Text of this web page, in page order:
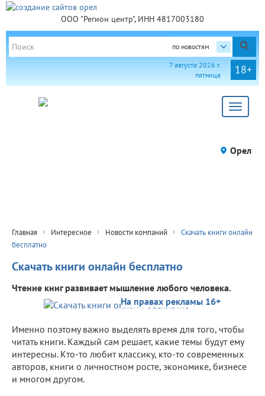
ООО "Регион центр", ИНН 4817003180
по новостям
18+
7 августа 2026 г.
пятница
Toggle
Орел
Главная Интересное Новости компаний
Скачать книги онлайн
бесплатно
Скачать книги онлайн бесплатно
Чтение книг развивает мышление любого человека.
На правах рекламы 16+
Именно поэтому важно выделять время для того, чтобы
читать книги. Каждый сам решает, какие темы будут ему
интересны. Кто-то любит классику, кто-то современных
авторов, книги о личностном росте, экономике, бизнесе
и многом другом.